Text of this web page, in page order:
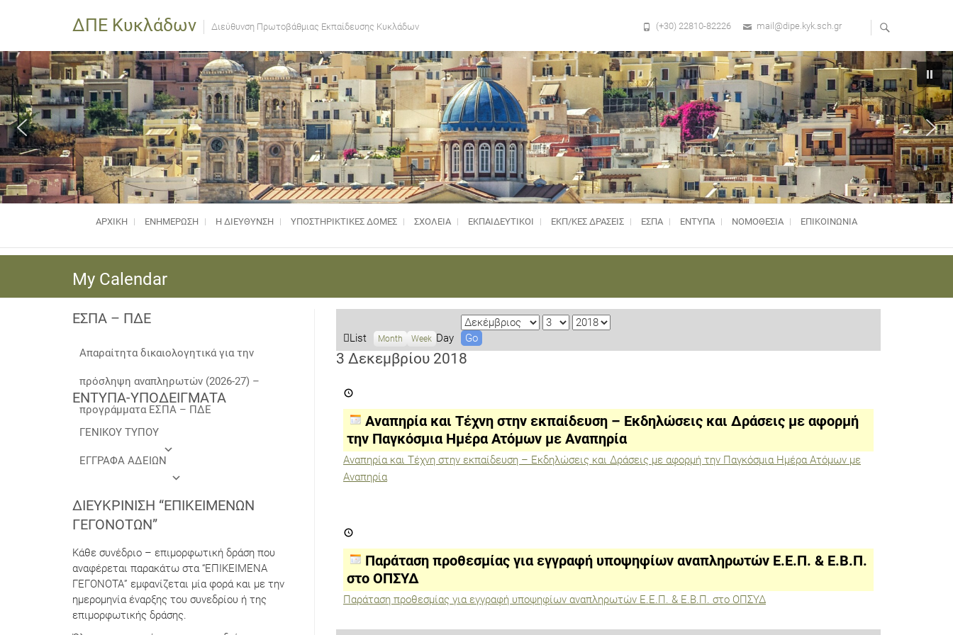
ΔΠΕ Κυκλάδων Διεύθυνση Πρωτοβάθμιας Εκπαίδευσης Κυκλάδων (+30) 22810-82226 mail@dipe.kyk.sch.gr
ΑΡΧΙΚΗ ΕΝΗΜΈΡΩΣΗ Η ΔΙΕΥΘΥΝΣΗ ΥΠΟΣΤΗΡΙΚΤΙΚΈΣ ΔΟΜΈΣ ΣΧΟΛΕΙΑ ΕΚΠΑΙΔΕΥΤΙΚΟΙ ΕΚΠ/ΚΕΣ ΔΡΑΣΕΙΣ ΕΣΠΑ ΕΝΤΥΠΑ ΝΟΜΟΘΕΣΊΑ ΕΠΙΚΟΙΝΩΝΙΑ
My Calendar
V
i
a
s
List Month Week Day
M
o
n
D
y
Y
a
3 Δεκεμβρίου 2018
και
στην
εκπαίδευση
Εκδηλώσεις
και
Δράσεις
με
Ατόμων
Αναπηρία
Αναπηρία και Τέχνη στην εκπαίδευση – Εκδηλώσεις και Δράσεις με αφορμή
την Παγκόσμια Ημέρα Ατόμων με Αναπηρία
Αναπηρία και Τέχνη στην εκπαίδευση – Εκδηλώσεις και Δράσεις με αφορμή την Παγκόσμια Ημέρα Ατόμων με
Αναπηρία
προθεσμίας
εγγραφή
υποψηφίων
αναπληρωτών
Ε.Ε.Π.
Ε.Β.Π.
ΟΠΣΥΔ
Παράταση προθεσμίας για εγγραφή υποψηφίων αναπληρωτών Ε.Ε.Π. & Ε.Β.Π.
στο ΟΠΣΥΔ
Παράταση προθεσμίας για εγγραφή υποψηφίων αναπληρωτών Ε.Ε.Π. & Ε.Β.Π. στο ΟΠΣΥΔ
ΕΣΠΑ – ΠΔΕ
Απαραίτητα δικαιολογητικά για την
πρόσληψη αναπληρωτών (2026-27) –
προγράμματα ΕΣΠΑ – ΠΔΕ
ΕΝΤΥΠΑ-ΥΠΟΔΕΙΓΜΑΤΑ
ΓΕΝΙΚΟΥ ΤΥΠΟΥ
ΕΓΓΡΑΦΑ ΑΔΕΙΩΝ
ΔΙΕΥΚΡΊΝΙΣΗ “ΕΠΙΚΕΊΜΕΝΩΝ
ΓΕΓΟΝΌΤΩΝ”
Κάθε συνέδριο – επιμορφωτική δράση που
αναφέρεται παρακάτω στα “ΕΠΙΚΕΙΜΕΝΑ
ΓΕΓΟΝΟΤΑ” εμφανίζεται μία φορά και με την
ημερομηνία έναρξης του συνεδρίου ή της
επιμορφωτικής δράσης.